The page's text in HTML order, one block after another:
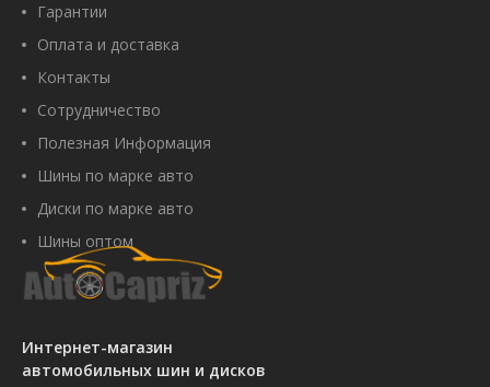
Интернет-магазин
автомобильных шин и дисков
Гарантии
Оплата и доставка
Контакты
Сотрудничество
Полезная Информация
Шины по марке авто
Диски по марке авто
Шины оптом